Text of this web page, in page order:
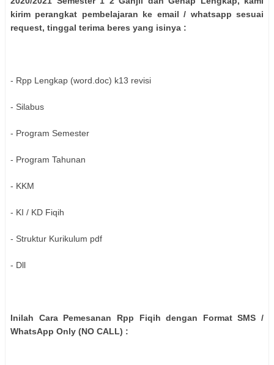
kirim perangkat pembelajaran ke email / whatsapp sesuai
request, tinggal terima beres yang isinya :
- Rpp Lengkap (word.doc) k13 revisi
- Silabus
- Program Semester
- Program Tahunan
- KKM
- KI / KD Fiqih
- Struktur Kurikulum pdf
- Dll
Inilah Cara Pemesanan Rpp Fiqih dengan Format SMS /
WhatsApp Only (NO CALL) :